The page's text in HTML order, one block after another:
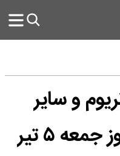
و سایر
ارز‌های دیجیتال امروز جمعه ۵ تیر